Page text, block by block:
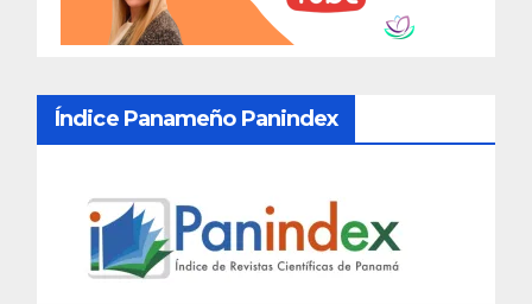
Índice Panameño Panindex